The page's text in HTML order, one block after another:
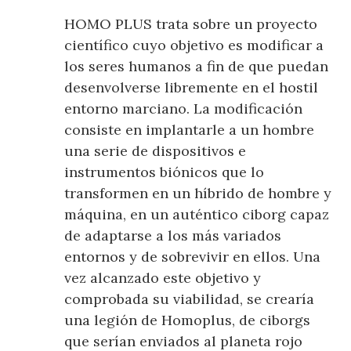
HOMO PLUS trata sobre un proyecto
científico cuyo objetivo es modificar a
los seres humanos a fin de que puedan
desenvolverse libremente en el hostil
entorno marciano. La modificación
consiste en implantarle a un hombre
una serie de dispositivos e
instrumentos biónicos que lo
transformen en un híbrido de hombre y
máquina, en un auténtico ciborg capaz
de adaptarse a los más variados
entornos y de sobrevivir en ellos. Una
vez alcanzado este objetivo y
comprobada su viabilidad, se crearía
una legión de Homoplus, de ciborgs
que serían enviados al planeta rojo